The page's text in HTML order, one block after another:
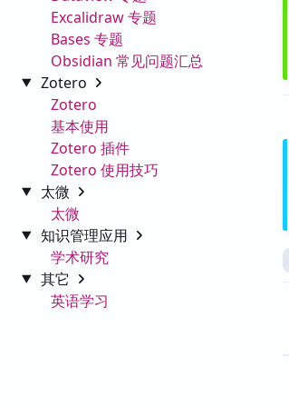
Excalidraw 专题
Bases 专题
Obsidian 常见问题汇总
Zotero
Zotero
基本使用
Zotero 插件
Zotero 使用技巧
太微
太微
知识管理应用
学术研究
其它
英语学习